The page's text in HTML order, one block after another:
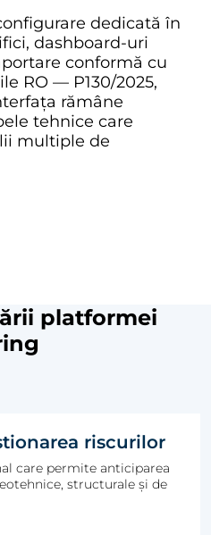
dedicată în
dashboard-uri
conformă cu
RO — P130/2025,
rămâne
tehnice care
multiple de
platformei
riscurilor
care permite anticiparea
structurale și de